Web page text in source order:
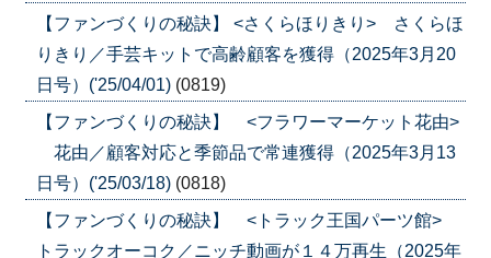
【ファンづくりの秘訣】 <さくらほりきり> さくらほ
りきり／手芸キットで高齢顧客を獲得（2025年3月20
日号）('25/04/01) (0819)
【ファンづくりの秘訣】 <フラワーマーケット花由>
花由／顧客対応と季節品で常連獲得（2025年3月13
日号）('25/03/18) (0818)
【ファンづくりの秘訣】 <トラック王国パーツ館>
トラックオーコク／ニッチ動画が１４万再生（2025年